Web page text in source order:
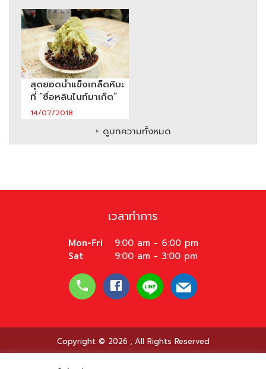
สุดยอดน้ำแข็งเกล็ดหิมะ
ที่ “ซื่อหลินไนท์มาเก็ต”
14/07/2018
+ ดูบทความทั้งหมด
เวลาทำการ
Mon-Fri
9:00 am - 6:00 pm
Sat
9:00 am - 3:00 pm
Copyright © 2026 , All Rights Reserved